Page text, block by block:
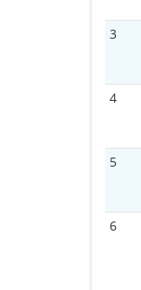
3
4
5
6